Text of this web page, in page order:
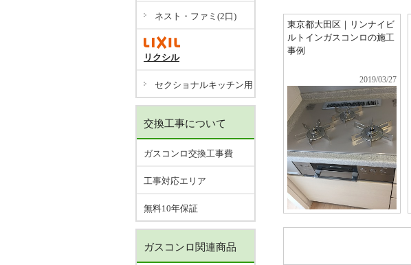
東京都大田区｜リンナイビ
ルトインガスコンロの施工
事例
2019/03/27
ネスト・ファミ(2口)
リクシル
セクショナルキッチン用
交換工事について
ガスコンロ交換工事費
工事対応エリア
無料10年保証
ガスコンロ関連商品